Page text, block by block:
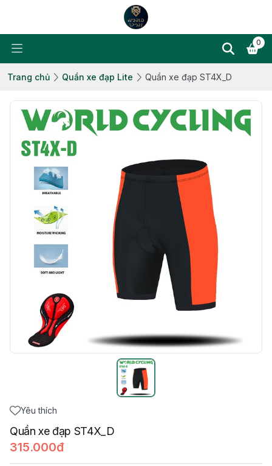
0
Trang chủ Quần xe đạp Lite Quần xe đạp ST4X_D
Yêu thích
Quần xe đạp ST4X_D
315.000đ